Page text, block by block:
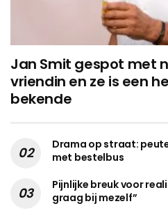
Jan Smit gespot met
vriendin en ze is een
bekende
Drama op straat:
met bestelbus
Pijnlijke breuk voor
graag bij mezelf”